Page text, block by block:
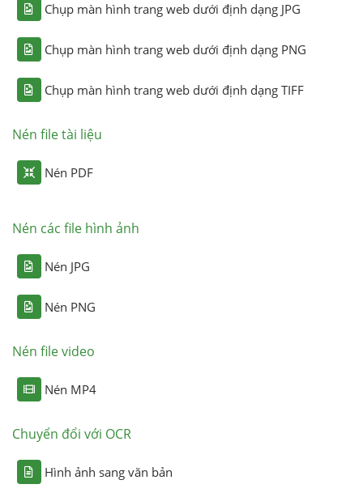
Chụp màn hình trang web dưới định dạng JPG
Chụp màn hình trang web dưới định dạng PNG
Chụp màn hình trang web dưới định dạng TIFF
Nén file tài liệu
Nén PDF
Nén các file hình ảnh
Nén JPG
Nén PNG
Nén file video
Nén MP4
Chuyển đổi với OCR
Hình ảnh sang văn bản